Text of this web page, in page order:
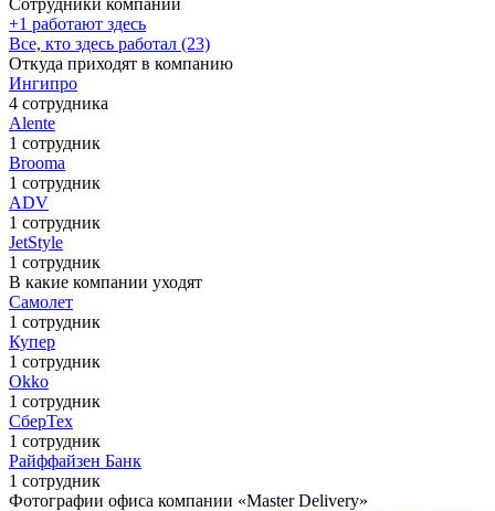
+1 работают здесь
Все, кто здесь работал (23)
Откуда приходят в компанию
Ингипро
4 сотрудника
Alente
1 сотрудник
Brooma
1 сотрудник
ADV
1 сотрудник
JetStyle
1 сотрудник
В какие компании уходят
Самолет
1 сотрудник
Купер
1 сотрудник
Okko
1 сотрудник
СберТех
1 сотрудник
Райффайзен Банк
1 сотрудник
Фотографии офиса компании «Master Delivery»